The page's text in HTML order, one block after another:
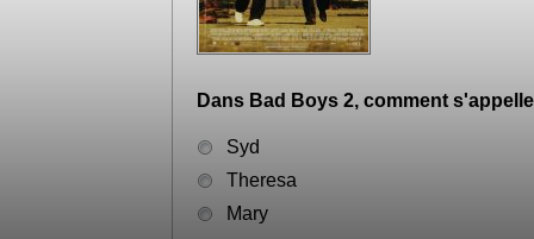
Dans Bad Boys 2, comment
Syd
Theresa
Mary